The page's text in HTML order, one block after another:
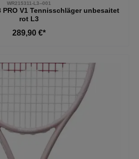
WR215311-L3--001
PRO V1 Tennisschläger unbesaitet
rot L3
289,90 €*